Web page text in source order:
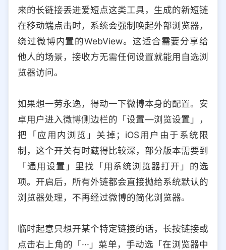
来的长链接丢进爱短点这类工具，生成的新短链
在移动端点击时，系统会强制唤起外部浏览器，
绕过微博内置的WebView。这适合需要分享给
他人的场景，接收方无需任何设置就能用自选浏
览器访问。
如果想一劳永逸，得动一下微博本身的配置。安
卓用户进入微博侧边栏的「设置—浏览设置」，
把「应用内浏览」关掉；iOS用户由于系统限
制，这个开关有时藏得比较深，部分版本需要到
「通用设置」里找「用系统浏览器打开」的选
项。开启后，所有外链都会直接抛给系统默认的
浏览器处理，不再经过微博的简化浏览器。
临时起意只想开某个特定链接的话，长按链接或
点击右上角的「···」菜单，手动选「在浏览器中